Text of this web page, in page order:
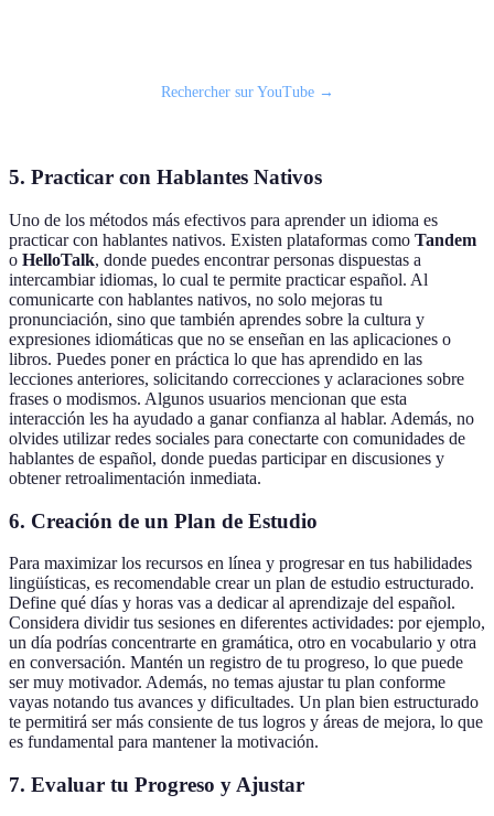
Rechercher sur YouTube →
5. Practicar con Hablantes Nativos
Uno de los métodos más efectivos para aprender un idioma es
practicar con hablantes nativos. Existen plataformas como Tandem
o HelloTalk, donde puedes encontrar personas dispuestas a
intercambiar idiomas, lo cual te permite practicar español. Al
comunicarte con hablantes nativos, no solo mejoras tu
pronunciación, sino que también aprendes sobre la cultura y
expresiones idiomáticas que no se enseñan en las aplicaciones o
libros. Puedes poner en práctica lo que has aprendido en las
lecciones anteriores, solicitando correcciones y aclaraciones sobre
frases o modismos. Algunos usuarios mencionan que esta
interacción les ha ayudado a ganar confianza al hablar. Además, no
olvides utilizar redes sociales para conectarte con comunidades de
hablantes de español, donde puedas participar en discusiones y
obtener retroalimentación inmediata.
6. Creación de un Plan de Estudio
Para maximizar los recursos en línea y progresar en tus habilidades
lingüísticas, es recomendable crear un plan de estudio estructurado.
Define qué días y horas vas a dedicar al aprendizaje del español.
Considera dividir tus sesiones en diferentes actividades: por ejemplo,
un día podrías concentrarte en gramática, otro en vocabulario y otra
en conversación. Mantén un registro de tu progreso, lo que puede
ser muy motivador. Además, no temas ajustar tu plan conforme
vayas notando tus avances y dificultades. Un plan bien estructurado
te permitirá ser más consiente de tus logros y áreas de mejora, lo que
es fundamental para mantener la motivación.
7. Evaluar tu Progreso y Ajustar